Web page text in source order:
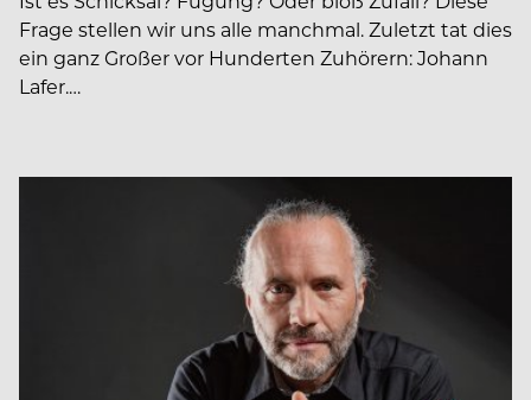
Frage stellen wir uns alle manchmal. Zuletzt tat dies
ein ganz Großer vor Hunderten Zuhörern: Johann
Lafer.…